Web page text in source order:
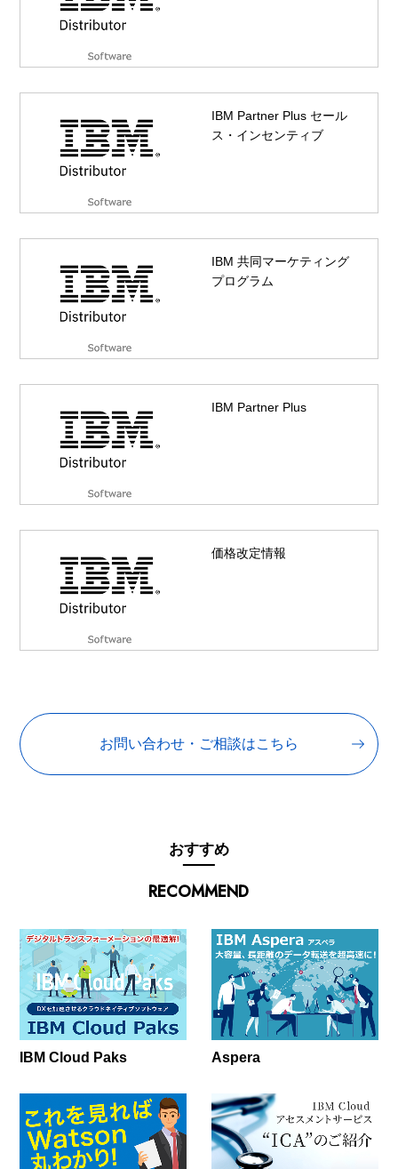
IBM Partner Plus セール
ス・インセンティブ
IBM 共同マーケティング
プログラム
IBM Partner Plus
価格改定情報
お問い合わせ・ご相談はこちら
RECOMMEND
おすすめ
IBM Cloud Paks Aspera